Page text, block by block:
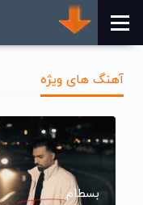
آهنگ های ویژه
بسطام